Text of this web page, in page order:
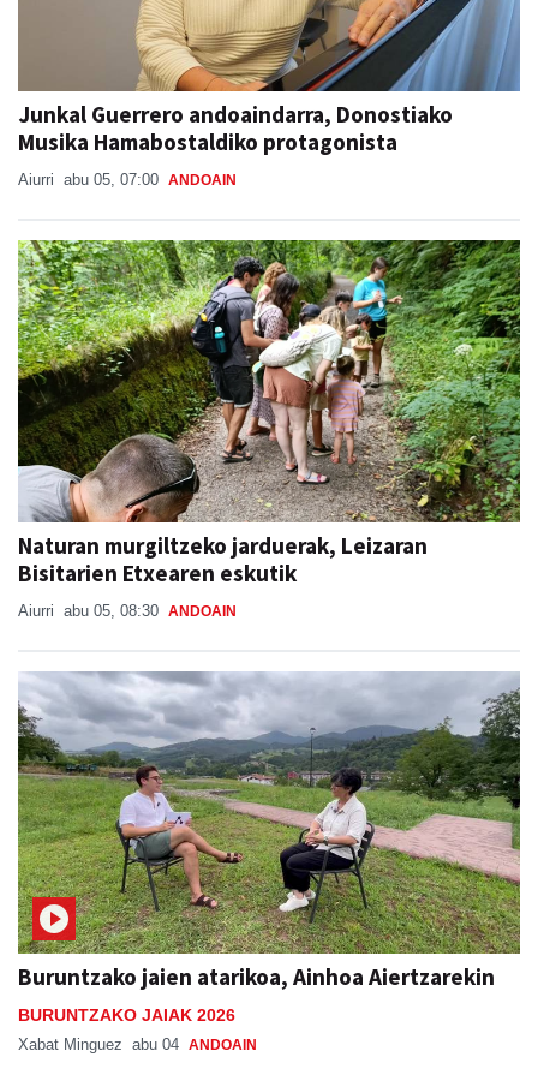
Junkal Guerrero andoaindarra, Donostiako
Musika Hamabostaldiko protagonista
Aiurri abu 05, 07:00 ANDOAIN
Naturan murgiltzeko jarduerak, Leizaran
Bisitarien Etxearen eskutik
Aiurri abu 05, 08:30 ANDOAIN
Buruntzako jaien atarikoa, Ainhoa Aiertzarekin
BURUNTZAKO JAIAK 2026
Xabat Minguez abu 04 ANDOAIN